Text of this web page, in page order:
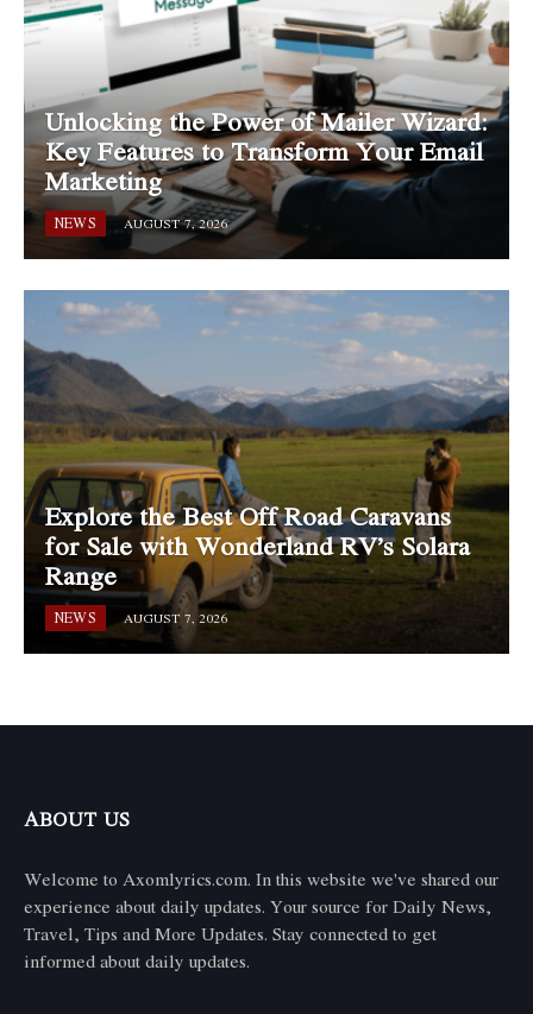
Unlocking the Power of Mailer Wizard:
Key Features to Transform Your Email
Marketing
NEWS AUGUST 7, 2026
Explore the Best Off Road Caravans
for Sale with Wonderland RV’s Solara
Range
NEWS AUGUST 7, 2026
ABOUT US
Welcome to Axomlyrics.com. In this website we've shared our
experience about daily updates. Your source for Daily News,
Travel, Tips and More Updates. Stay connected to get
informed about daily updates.